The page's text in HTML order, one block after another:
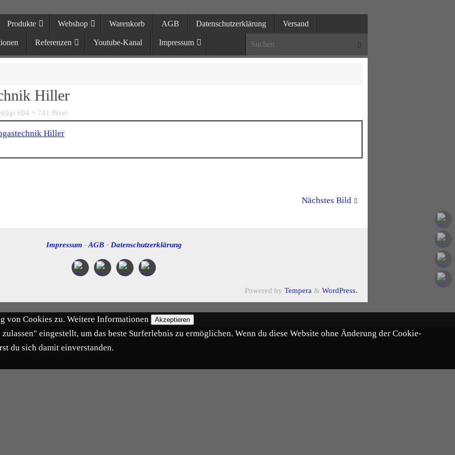
Hiller
in Neukirchen bei Chemnitz
Produkte Webshop Warenkorb AGB Datenschutzerklärung Versand
Referenzen Youtube-Kanal Impressum
Suche nach:
Suchen
Hiller
694 × 741 Pixel
Nächstes Bild
Impressum -AGB- Datenschutzerklärung
Powered by Tempera & WordPress.
von Cookies zu. Weitere Informationen Akzeptieren
eingestellt, um das beste Surferlebnis zu ermöglichen. Wenn du diese Website ohne Änderung der Cookie-
du sich damit einverstanden.